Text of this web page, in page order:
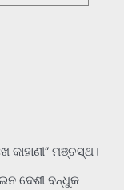
କାହାଣୀ” ମଞ୍ଚସ୍ଥ।
ଦେଶୀ ବନ୍ଧୁକ